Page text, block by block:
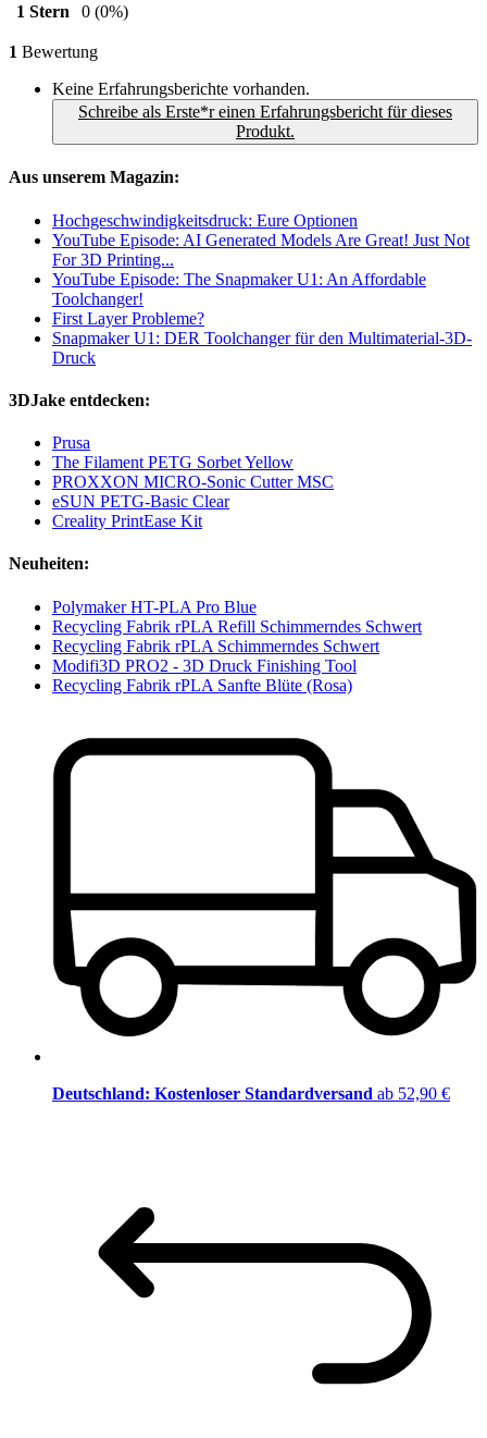
1 Stern
0 (0%)
1 Bewertung
Keine Erfahrungsberichte vorhanden.
Schreibe als Erste*r einen Erfahrungsbericht für dieses
Produkt.
Aus unserem Magazin:
Hochgeschwindigkeitsdruck: Eure Optionen
YouTube Episode: AI Generated Models Are Great! Just Not
For 3D Printing...
YouTube Episode: The Snapmaker U1: An Affordable
Toolchanger!
First Layer Probleme?
Snapmaker U1: DER Toolchanger für den Multimaterial-3D-
Druck
3DJake entdecken:
Prusa
The Filament PETG Sorbet Yellow
PROXXON MICRO-Sonic Cutter MSC
eSUN PETG-Basic Clear
Creality PrintEase Kit
Neuheiten:
Polymaker HT-PLA Pro Blue
Recycling Fabrik rPLA Refill Schimmerndes Schwert
Recycling Fabrik rPLA Schimmerndes Schwert
Modifi3D PRO2 - 3D Druck Finishing Tool
Recycling Fabrik rPLA Sanfte Blüte (Rosa)
Deutschland: Kostenloser Standardversand ab 52,90 €